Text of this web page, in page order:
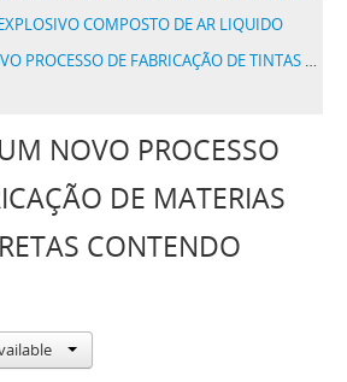
COMPOSTO DE AR LIQUIDO
DE FABRICAÇÃO DE TINTAS COM CORPOS INERTES
NOVO PROCESSO
DE MATERIAS
CONTENDO